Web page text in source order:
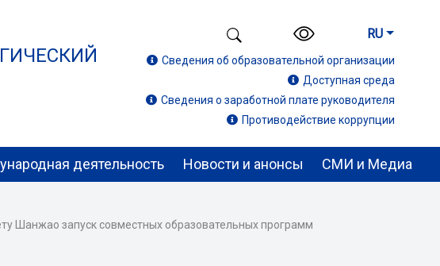
RU
Сведения об образовательной организации
Доступная среда
Сведения о заработной плате руководителя
Противодействие коррупции
деятельность Новости и анонсы СМИ и Медиа
Шанжао запуск совместных образовательных программ